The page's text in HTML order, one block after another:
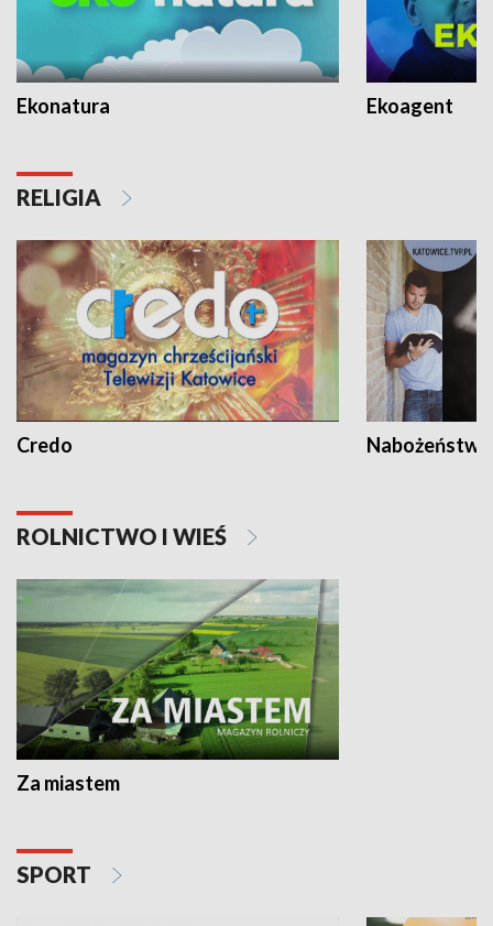
Ekonatura Ekoagent
RELIGIA
Credo
ROLNICTWO I WIEŚ
Za miastem
SPORT